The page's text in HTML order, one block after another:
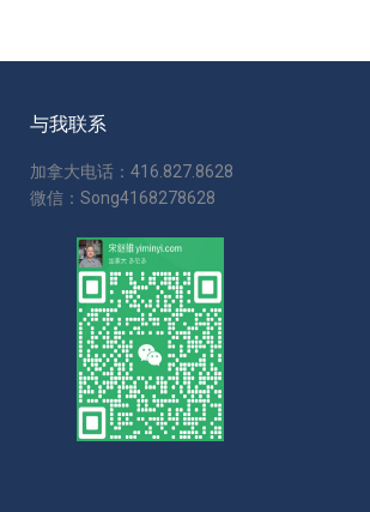
与我联系
加拿大电话：416.827.8628
微信：Song4168278628